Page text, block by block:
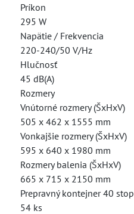
Príkon
295 W
Napätie / Frekvencia
220-240/50 V/Hz
Hlučnosť
45 dB(A)
Rozmery
Vnútorné rozmery (ŠxHxV)
505 x 462 x 1555 mm
Vonkajšie rozmery (ŠxHxV)
595 x 640 x 1980 mm
Rozmery balenia (ŠxHxV)
665 x 715 x 2150 mm
Prepravný kontejner 40 stop
54 ks